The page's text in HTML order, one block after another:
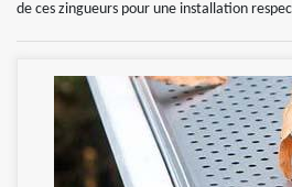
de ces zingueurs pour une installation